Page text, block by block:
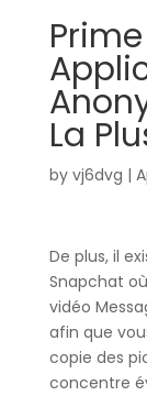
La
by vj6dvg |
De plus, il
Snapchat
vidéo
afin que
copie des
concentre